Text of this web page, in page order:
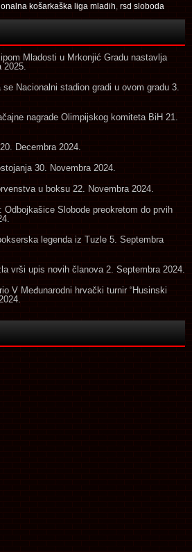
košarkaška liga mladih rsd sloboda
Mladosti u Mrkonjić Gradu nastavlja
2025.
Nacionalni stadion gradi u ovom gradu 3.
nagrade Olimpijskog komiteta BiH 21.
20. Decembra 2024.
30. Novembra 2024.
u boksu 22. Novembra 2024.
Odbojkašice Slobode preokretom do prvih
legenda iz Tuzle 5. Septembra
vrši upis novih članova 2. Septembra 2024.
V Međunarodni hrvački turnir “Husinski